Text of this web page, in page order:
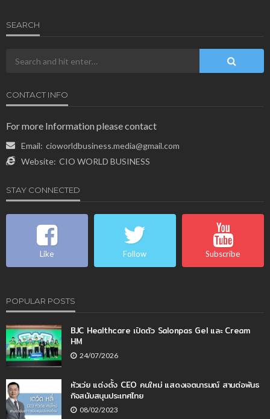
SEARCH
CONTACT INFO
For more Information please contact
Email: cioworldbusiness.media@gmail.com
Website: CIO WORLD BUSINESS
STAY CONNECTED
Like Follow Subscribe
POPULAR POSTS
BJC Healthcare เปิดตัว Salonpas Gel และ Cream
HM
24/07/2026
หัวเว่ย แต่งตั้ง CEO คนใหม่ แสดงเจตนารมณ์ สานต่อพันธ
กิจสนับสนุนประเทศไทย
08/02/2023